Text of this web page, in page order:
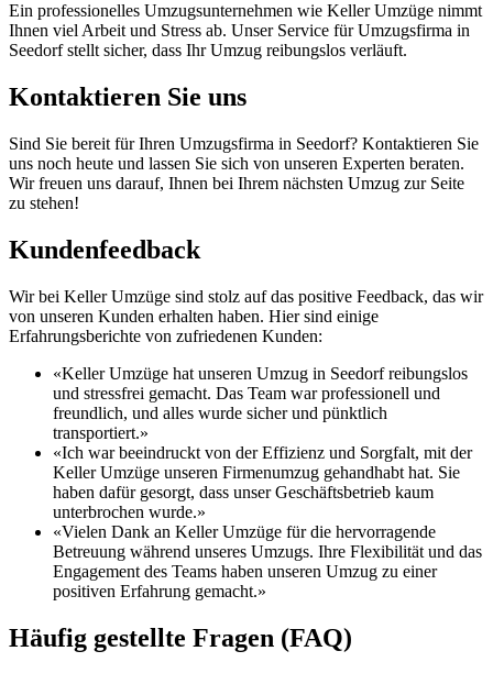
Ein professionelles Umzugsunternehmen wie Keller Umzüge nimmt
Ihnen viel Arbeit und Stress ab. Unser Service für Umzugsfirma in
Seedorf stellt sicher, dass Ihr Umzug reibungslos verläuft.
Kontaktieren Sie uns
Sind Sie bereit für Ihren Umzugsfirma in Seedorf? Kontaktieren Sie
uns noch heute und lassen Sie sich von unseren Experten beraten.
Wir freuen uns darauf, Ihnen bei Ihrem nächsten Umzug zur Seite
zu stehen!
Kundenfeedback
Wir bei Keller Umzüge sind stolz auf das positive Feedback, das wir
von unseren Kunden erhalten haben. Hier sind einige
Erfahrungsberichte von zufriedenen Kunden:
«Keller Umzüge hat unseren Umzug in Seedorf reibungslos
und stressfrei gemacht. Das Team war professionell und
freundlich, und alles wurde sicher und pünktlich
transportiert.»
«Ich war beeindruckt von der Effizienz und Sorgfalt, mit der
Keller Umzüge unseren Firmenumzug gehandhabt hat. Sie
haben dafür gesorgt, dass unser Geschäftsbetrieb kaum
unterbrochen wurde.»
«Vielen Dank an Keller Umzüge für die hervorragende
Betreuung während unseres Umzugs. Ihre Flexibilität und das
Engagement des Teams haben unseren Umzug zu einer
positiven Erfahrung gemacht.»
Häufig gestellte Fragen (FAQ)